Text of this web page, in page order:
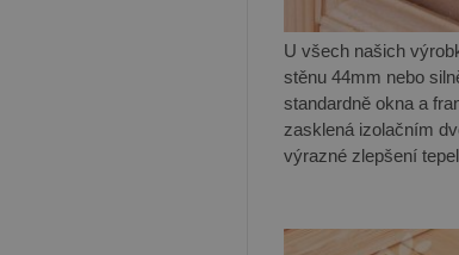
U všech našich
stěnu 44mm nebo
standardně okna a
zasklená izolačním
výrazné zlepšení